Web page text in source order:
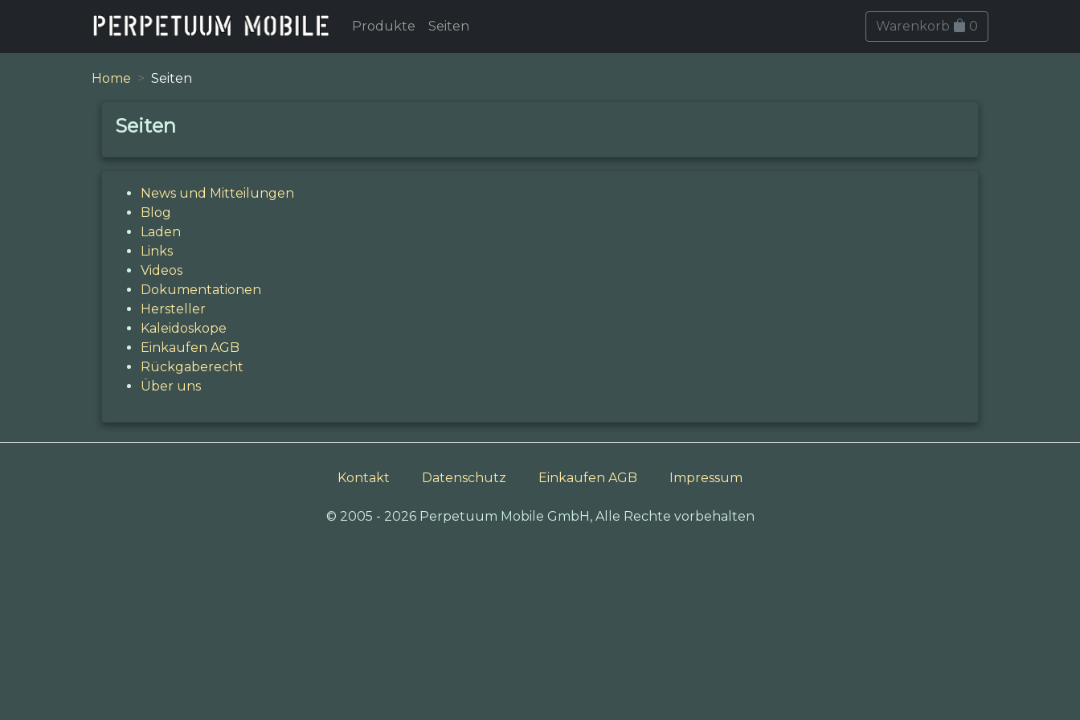
Produkte Seiten Warenkorb 0
Home Seiten
Seiten
News und Mitteilungen
Blog
Laden
Links
Videos
Dokumentationen
Hersteller
Kaleidoskope
Einkaufen AGB
Rückgaberecht
Über uns
Kontakt Datenschutz Einkaufen AGB Impressum
© 2005 - 2026 Perpetuum Mobile GmbH, Alle Rechte vorbehalten